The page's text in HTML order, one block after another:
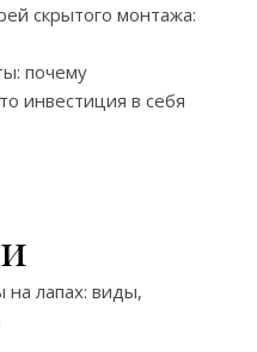
скрытого монтажа:
почему
инвестиция в себя
лапах: виды,